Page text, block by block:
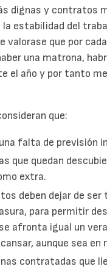
dignas y contratos
estabilidad del
valorase que por
una matrona,
el año y por tanto
que:
falta de previsión
que quedan
extra.
deben dejar de ser
para permitir
afronta igual un
aunque sea en
contratadas que